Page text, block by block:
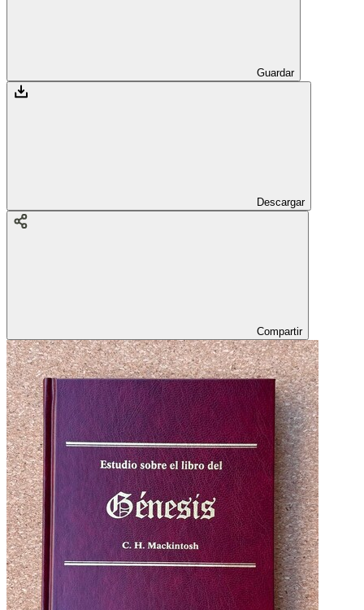
Guardar
Descargar
Compartir